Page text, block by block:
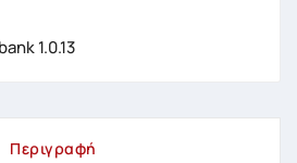
Περιγραφή